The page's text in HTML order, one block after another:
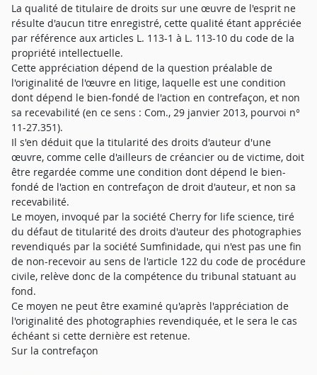
La qualité de titulaire de droits sur une œuvre de l'esprit ne
résulte d'aucun titre enregistré, cette qualité étant appréciée
par référence aux articles L. 113-1 à L. 113-10 du code de la
propriété intellectuelle.
Cette appréciation dépend de la question préalable de
l'originalité de l'œuvre en litige, laquelle est une condition
dont dépend le bien-fondé de l'action en contrefaçon, et non
sa recevabilité (en ce sens : Com., 29 janvier 2013, pourvoi n°
11-27.351).
Il s'en déduit que la titularité des droits d'auteur d'une
œuvre, comme celle d'ailleurs de créancier ou de victime, doit
être regardée comme une condition dont dépend le bien-
fondé de l'action en contrefaçon de droit d'auteur, et non sa
recevabilité.
Le moyen, invoqué par la société Cherry for life science, tiré
du défaut de titularité des droits d'auteur des photographies
revendiqués par la société Sumfinidade, qui n'est pas une fin
de non-recevoir au sens de l'article 122 du code de procédure
civile, relève donc de la compétence du tribunal statuant au
fond.
Ce moyen ne peut être examiné qu'après l'appréciation de
l'originalité des photographies revendiquée, et le sera le cas
échéant si cette dernière est retenue.
Sur la contrefaçon